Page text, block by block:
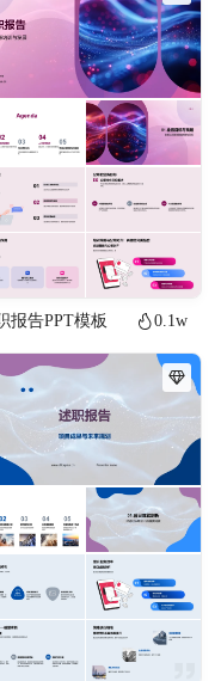
报告PPT模板 0.1w